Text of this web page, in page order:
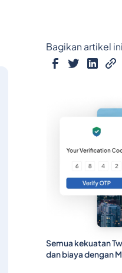
Bagikan artikel ini
Semua kekuatan
dan biaya dengan